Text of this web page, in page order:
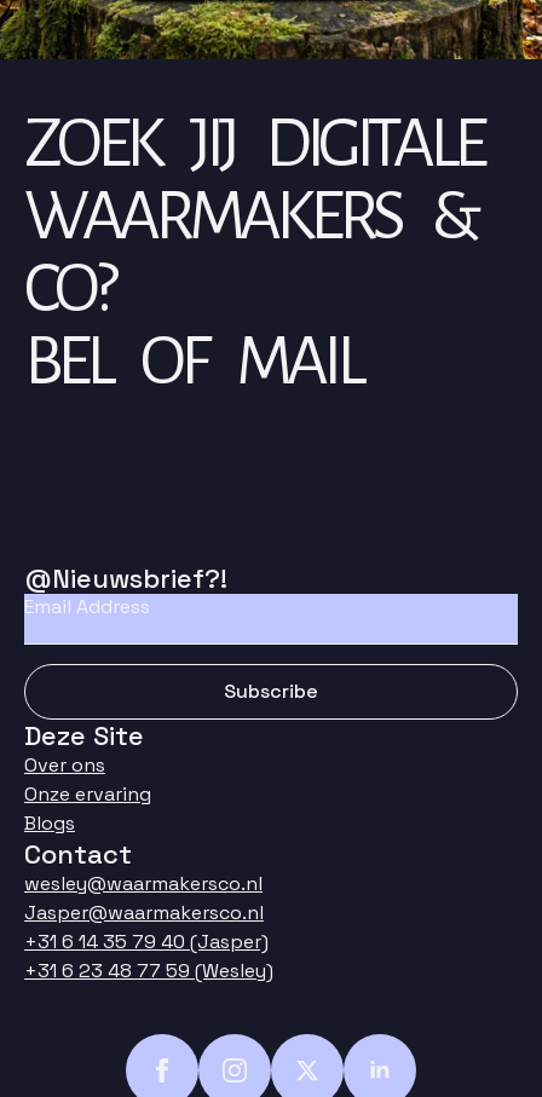
ZOEK JIJ DIGITALE
WAARMAKERS &
CO?
BEL OF MAIL
@Nieuwsbrief?!
Email
*
Subscribe
Deze Site
Over ons
Onze ervaring
Blogs
Contact
wesley@waarmakersco.nl
Jasper@waarmakersco.nl
+31 6 14 35 79 40 (Jasper)
+31 6 23 48 77 59 (Wesley)